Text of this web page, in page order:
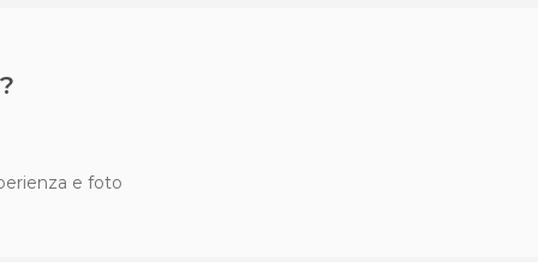
e foto